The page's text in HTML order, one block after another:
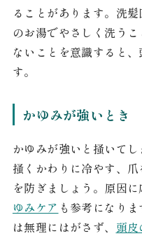
ることがあります。洗
のお湯でやさしく洗う
ないことを意識すると
す。
かゆみが強いとき
かゆみが強いと掻いてし
掻くかわりに冷やす、
を防ぎましょう。原因
ゆみケア も参考になり
は無理にはがさず、 頭